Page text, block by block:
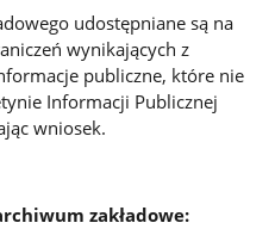
udostępniane są na
wynikających z
publiczne, które nie
Informacji Publicznej
wniosek.
zakładowe: